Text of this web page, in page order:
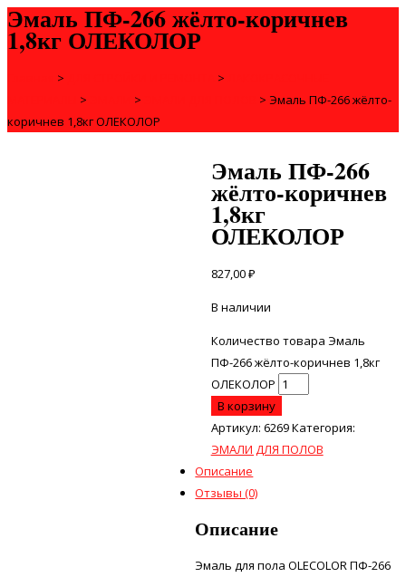
Эмаль ПФ-266 жёлто-коричнев
1,8кг ОЛЕКОЛОР
> >
> > > Эмаль ПФ-266 жёлто-
коричнев 1,8кг ОЛЕКОЛОР
Эмаль ПФ-266
жёлто-коричнев
1,8кг
ОЛЕКОЛОР
827,00₽
В наличии
Количество товара Эмаль
ПФ-266 жёлто-коричнев 1,8кг
ОЛЕКОЛОР
В корзину
Артикул: 6269Категория:
ЭМАЛИ ДЛЯ ПОЛОВ
Описание
Отзывы (0)
Описание
Эмаль для пола OLECOLOR ПФ-266